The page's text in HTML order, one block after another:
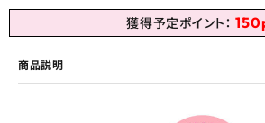
獲得予定ポイント： 150
商品説明